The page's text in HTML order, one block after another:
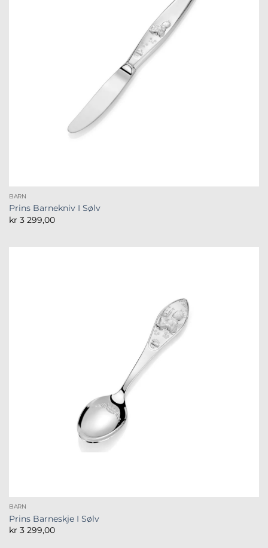
BARN
Prins Barnekniv I Sølv
kr 3 299,00
BARN
Prins Barneskje I Sølv
kr 3 299,00